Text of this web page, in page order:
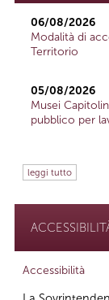
06/08/2026
Modalità di
Territorio
05/08/2026
Musei
pubblico per
leggi tutto
Accessibilità